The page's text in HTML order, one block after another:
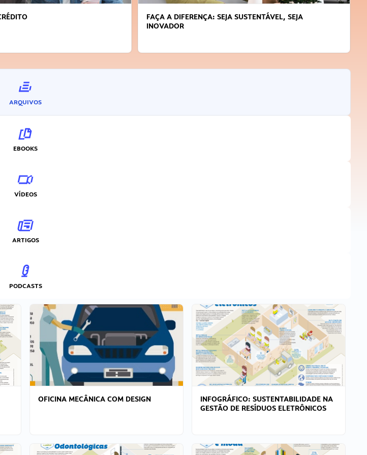
SUSTENTÁVEL, SEJA
APRENDA A GERENCIAR O SEU TEMPO
ARQUIVOS
EBOOKS
VÍDEOS
ARTIGOS
PODCASTS
OFICINA MECÂNICA COM DESIGN
INFOGRÁFICO: SUSTENTABILIDADE NA
GESTÃO DE RESÍDUOS ELETRÔNICOS